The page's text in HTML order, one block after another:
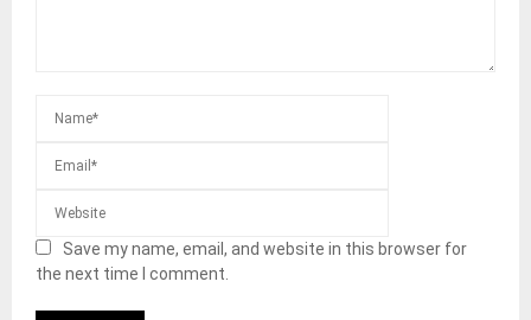
Save my name, email, and website in this browser for
the next time I comment.